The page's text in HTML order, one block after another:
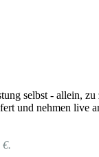
selbst - allein,
und nehmen live
€.